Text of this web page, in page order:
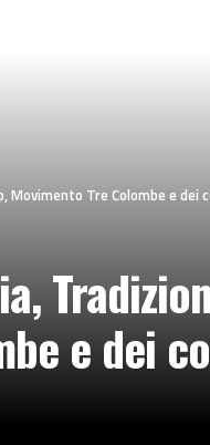
Tre Colombe e dei consiglieri
e dei